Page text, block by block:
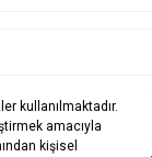
kullanılmaktadır.
amacıyla
kişisel